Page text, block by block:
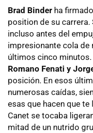
Brad Binder ha
position de su
incluso antes del
impresionante cola
últimos cinco
Romano Fenati y
posición. En esos
numerosas caídas,
esas que hacen que te
Canet se tocaba
mitad de un nutrido